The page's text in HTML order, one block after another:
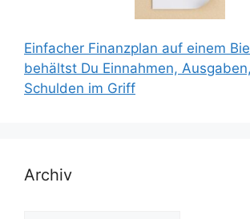
Einfacher Finanzplan auf einem
behältst Du Einnahmen,
Schulden im Griff
Archiv